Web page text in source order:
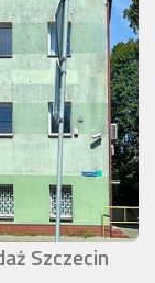
Szczecin